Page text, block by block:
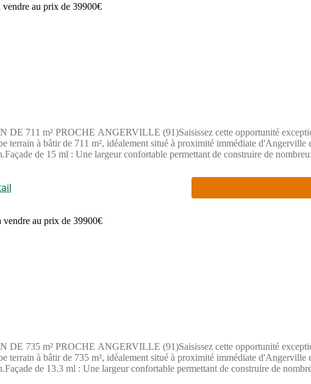
lycées et infrastructures de santé se situent à seulement une quinzaine de
Saint-Pierre ou Malesherbes) permettent de rejoindre facilement Paris et
711 m² PROCHE ANGERVILLE (91)Saisissez cette opportunité
à bâtir de 711 m², idéalement situé à proximité immédiate d'Angerville
de 15 ml : Une largeur confortable permettant de construire de
BALENCY :Bénéficiez de l'expertise du leader de la construction pour
est la solution pour allier économies et qualité de vie.PRIX : 39 990
proposée par un Agent Commercial Partenaire.
735 m² PROCHE ANGERVILLE (91)Saisissez cette opportunité
à bâtir de 735 m², idéalement situé à proximité immédiate d'Angerville
de 13.3 ml : Une largeur confortable permettant de construire de